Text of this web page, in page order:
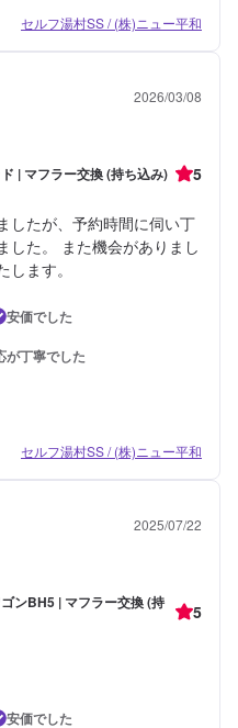
セルフ湯村SS / (株)ニュー平和
2026/03/08
| マフラー交換 (持ち込み) 5
したが、予約時間に伺い丁
した。 また機会がありまし
ます。
安価でした
が丁寧でした
セルフ湯村SS / (株)ニュー平和
2025/07/22
ンBH5 | マフラー交換 (持
5
安価でした